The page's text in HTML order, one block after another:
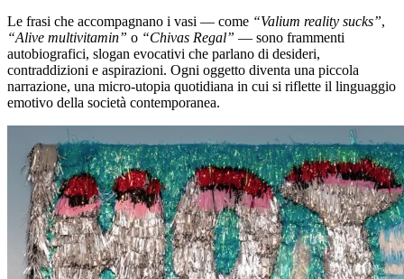
Le frasi che accompagnano i vasi — come “Valium reality sucks”,
“Alive multivitamin” o “Chivas Regal” — sono frammenti
autobiografici, slogan evocativi che parlano di desideri,
contraddizioni e aspirazioni. Ogni oggetto diventa una piccola
narrazione, una micro-utopia quotidiana in cui si riflette il linguaggio
emotivo della società contemporanea.